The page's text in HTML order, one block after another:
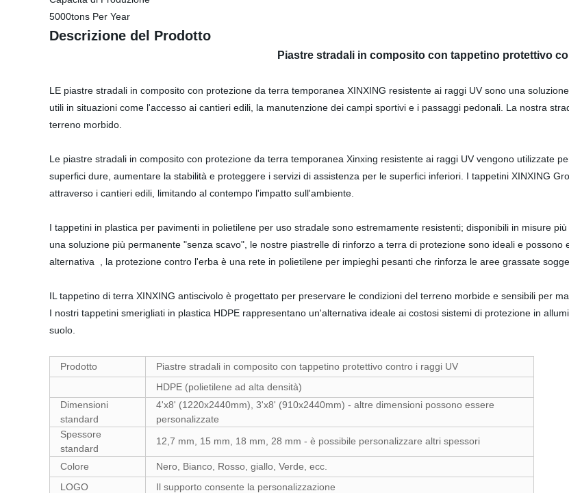
5000tons Per Year
Descrizione del Prodotto
Piastre stradali in composito con tappetino protettivo
LE piastre stradali in composito con protezione da terra temporanea XINXING resistente ai raggi UV sono una
utili in situazioni come l'accesso ai cantieri edili, la manutenzione dei campi sportivi e i passaggi pedonali. La nostra
terreno morbido.
Le piastre stradali in composito con protezione da terra temporanea Xinxing resistente ai raggi UV vengono utilizzate
superfici dure, aumentare la stabilità e proteggere i servizi di assistenza per le superfici inferiori. I tappetini XINXING
attraverso i cantieri edili, limitando al contempo l'impatto sull'ambiente.
I tappetini in plastica per pavimenti in polietilene per uso stradale sono estremamente resistenti; disponibili in misure
una soluzione più permanente "senza scavo", le nostre piastrelle di rinforzo a terra di protezione sono ideali e
alternativa , la protezione contro l'erba è una rete in polietilene per impieghi pesanti che rinforza le aree grassate
IL tappetino di terra XINXING antiscivolo è progettato per preservare le condizioni del terreno morbide e sensibili per
I nostri tappetini smerigliati in plastica HDPE rappresentano un'alternativa ideale ai costosi sistemi di protezione in
suolo.
Prodotto
Piastre stradali in composito con tappetino protettivo contro i raggi UV
HDPE (polietilene ad alta densità)
Dimensioni
standard
4'x8' (1220x2440mm), 3'x8' (910x2440mm) - altre dimensioni possono essere
personalizzate
Spessore
standard
12,7 mm, 15 mm, 18 mm, 28 mm - è possibile personalizzare altri spessori
Colore
Nero, Bianco, Rosso, giallo, Verde, ecc.
LOGO
Il supporto consente la personalizzazione